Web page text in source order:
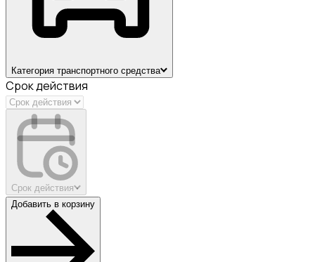
Категория транспортного средства
Срок действия
Срок действия
Добавить в корзину